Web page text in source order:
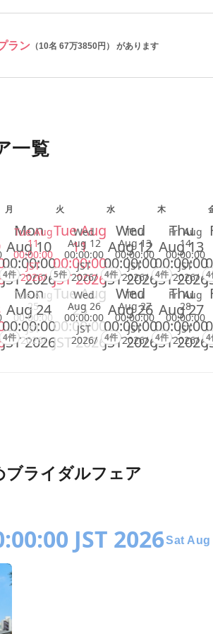
ラン （10名 67万3850円） があります
一覧
月 火 水 木
Mon
Aug 10
00:00:00
JST 2026
4件
Tue Aug
11
00:00:00
JST
2026/
Tue Aug
11
00:00:00
JST 2026
5件
Wed
Aug 12
00:00:00
JST
2026/
Wed
Aug 12
00:00:00
JST 2026
4件
Thu
Aug 13
00:00:00
JST
2026/
Thu
Aug 13
00:00:00
JST 2026
4件
Fri Aug
14
00:00:00
JST
2026/
4
Mon
Aug 24
00:00:00
JST 2026
4件
Tue Aug
25
00:00:00
JST
2026/
Tue Aug
25
00:00:00
JST 2026
Wed
Aug 26
00:00:00
JST
2026/
Wed
Aug 26
00:00:00
JST 2026
4件
Thu
Aug 27
00:00:00
JST
2026/
Thu
Aug 27
00:00:00
JST 2026
4件
Fri Aug
28
00:00:00
JST
2026/
4
ブライダルフェア
JST 2026Sat Aug